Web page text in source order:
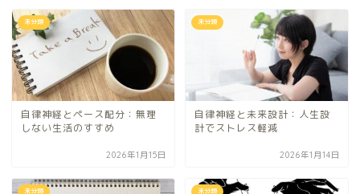
未分類
自律神経とペース配分：無理
しない生活のすすめ
2026年1月15日
未分類
自律神経と未来設計：人生設
計でストレス軽減
2026年1月14日
未分類 未分類